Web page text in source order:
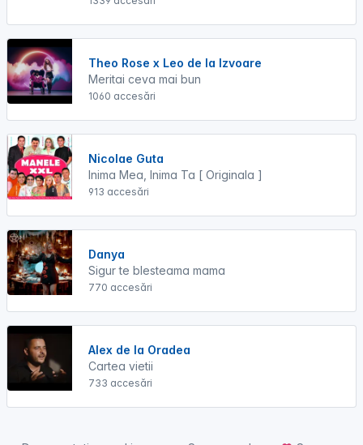
Theo Rose x Leo de la Izvoare
Meritai ceva mai bun
1060 accesări
Nicolae Guta
Inima Mea, Inima Ta [ Originala ]
913 accesări
Danya
Sigur te blesteama mama
770 accesări
Alex de la Oradea
Cartea vietii
733 accesări